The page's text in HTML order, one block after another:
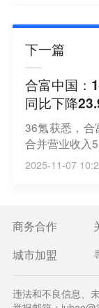
下一篇
合富中国：
同比下降
36氪获悉，
合并营业收入
2025-11-07
商务合作
城市加盟
违法和不良信息、